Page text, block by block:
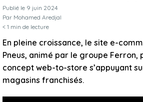
Publié le 9 juin 2024
Par Mohamed Aredjal
< 1 min de lecture
En pleine croissance, le site e-
Pneus, animé par le groupe Ferron,
concept web-to-store s’appuyant
magasins franchisés.